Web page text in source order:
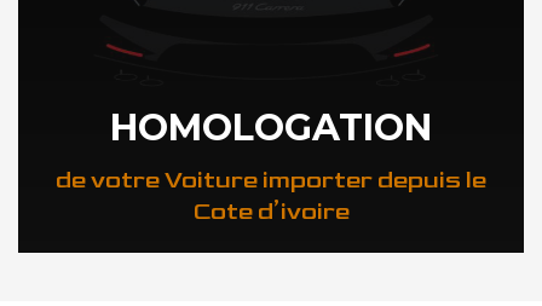
HOMOLOGATION
de votre Voiture importer depuis le
Cote d’ivoire